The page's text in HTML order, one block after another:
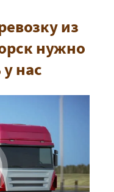
из
нужно
нас